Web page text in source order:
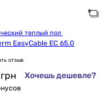
EasyCable EC 65.0
отзыв
грн Хочешь дешевле?